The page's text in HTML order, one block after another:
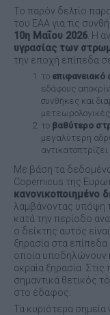
Το παρόν δελτίο
του ΕΑΑ για τις
10η Μαΐου 2026 . Η
υγρασίας των
την εποχή επίπεδα
το
εδάφους
συνθήκες και
το βαθύτερο
μεγαλύτερη
Με βάση τα
Copernicus της
κανονικοποιημένο
λαμβάνοντας υπόψη
κατά την περίοδο
ο δείκτης αυτός
ξηρασία στα
οποία υποδηλώνουν
ακραία ξηρασία.
σημαντικά θετικός
στο έδαφος.
Τα κυριότερα σημεία